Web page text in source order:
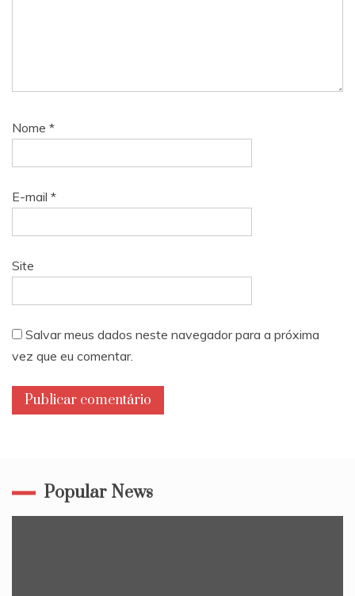
Nome *
E-mail *
Site
Salvar meus dados neste navegador para a próxima
vez que eu comentar.
Popular News